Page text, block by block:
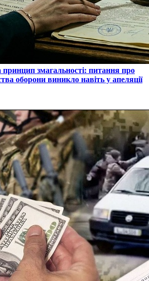
змагальності: питання про
оборони виникло навіть у апеляції